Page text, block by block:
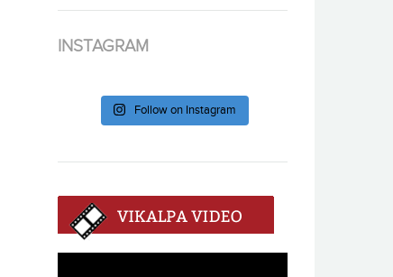
INSTAGRAM
Follow on Instagram